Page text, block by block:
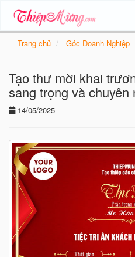
Trang chủ Góc Doanh Nghiệp
Tạo thư mời khai
sang trọng và chuyên
14/05/2025